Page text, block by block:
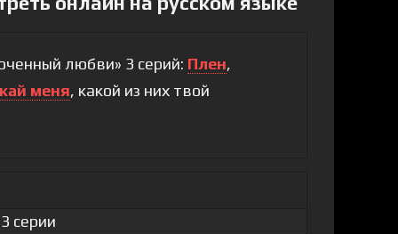
любви» 3 серий: Плен,
меня, какой из них твой
серии